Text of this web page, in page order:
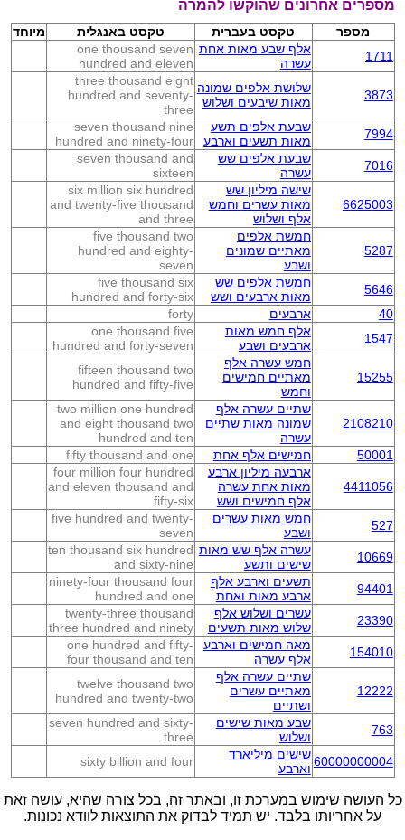
מספרים אחרונים שהוקשו להמרה
מספר טקסט בעברית טקסט באנגלית
מיוחד
1711
אלף שבע מאות אחת
עשרה
one thousand seven
hundred and eleven
3873
שלושת אלפים שמונה
מאות שיבעים ושלוש
three thousand eight
hundred and seventy-
three
7994
שבעת אלפים תשע
מאות תשעים וארבע
seven thousand nine
hundred and ninety-four
7016
שבעת אלפים שש
עשרה
seven thousand and
sixteen
6625003
שישה מיליון שש
מאות עשרים וחמש
אלף ושלוש
six million six hundred
and twenty-five thousand
and three
5287
חמשת אלפים
מאתיים שמונים
ושבע
five thousand two
hundred and eighty-
seven
5646
חמשת אלפים שש
מאות ארבעים ושש
five thousand six
hundred and forty-six
40
ארבעים
forty
1547
אלף חמש מאות
ארבעים ושבע
one thousand five
hundred and forty-seven
15255
חמש עשרה אלף
מאתיים חמישים
וחמש
fifteen thousand two
hundred and fifty-five
2108210
שתיים עשרה אלף
שמונה מאות שתיים
עשרה
two million one hundred
and eight thousand two
hundred and ten
50001
חמישים אלף אחת fifty thousand and one
4411056
ארבעה מיליון ארבע
מאות אחת עשרה
אלף חמישים ושש
four million four hundred
and eleven thousand and
fifty-six
527
חמש מאות עשרים
ושבע
five hundred and twenty-
seven
10669
עשרה אלף שש מאות
שישים ותשע
ten thousand six hundred
and sixty-nine
94401
תשעים וארבע אלף
ארבע מאות ואחת
ninety-four thousand four
hundred and one
23390
עשרים ושלוש אלף
שלוש מאות תשעים
twenty-three thousand
three hundred and ninety
154010
מאה חמישים וארבע
אלף עשרה
one hundred and fifty-
four thousand and ten
12222
שתיים עשרה אלף
מאתיים עשרים
ושתיים
twelve thousand two
hundred and twenty-two
763
שבע מאות שישים
ושלוש
seven hundred and sixty-
three
60000000004 שישים מיליארד
וארבע
sixty billion and four
כל העושה שימוש במערכת זו, ובאתר זה, בכל צורה שהיא, עושה זאת
על אחריותו בלבד. יש תמיד לבדוק את התוצאות לוודא נכונות.